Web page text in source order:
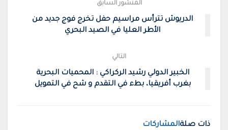
المنشور السابق
الدريوش تترأس مراسيم حفل تخرج فوج جديد من
الأطر العليا في الصيد البحري
التالي
الخبير الدولي رشيد الركراكي : المحميات البحرية
بغرب أفريقيا، بطء في التقدم و شح في التمويل
ذات صلةالمشاركات